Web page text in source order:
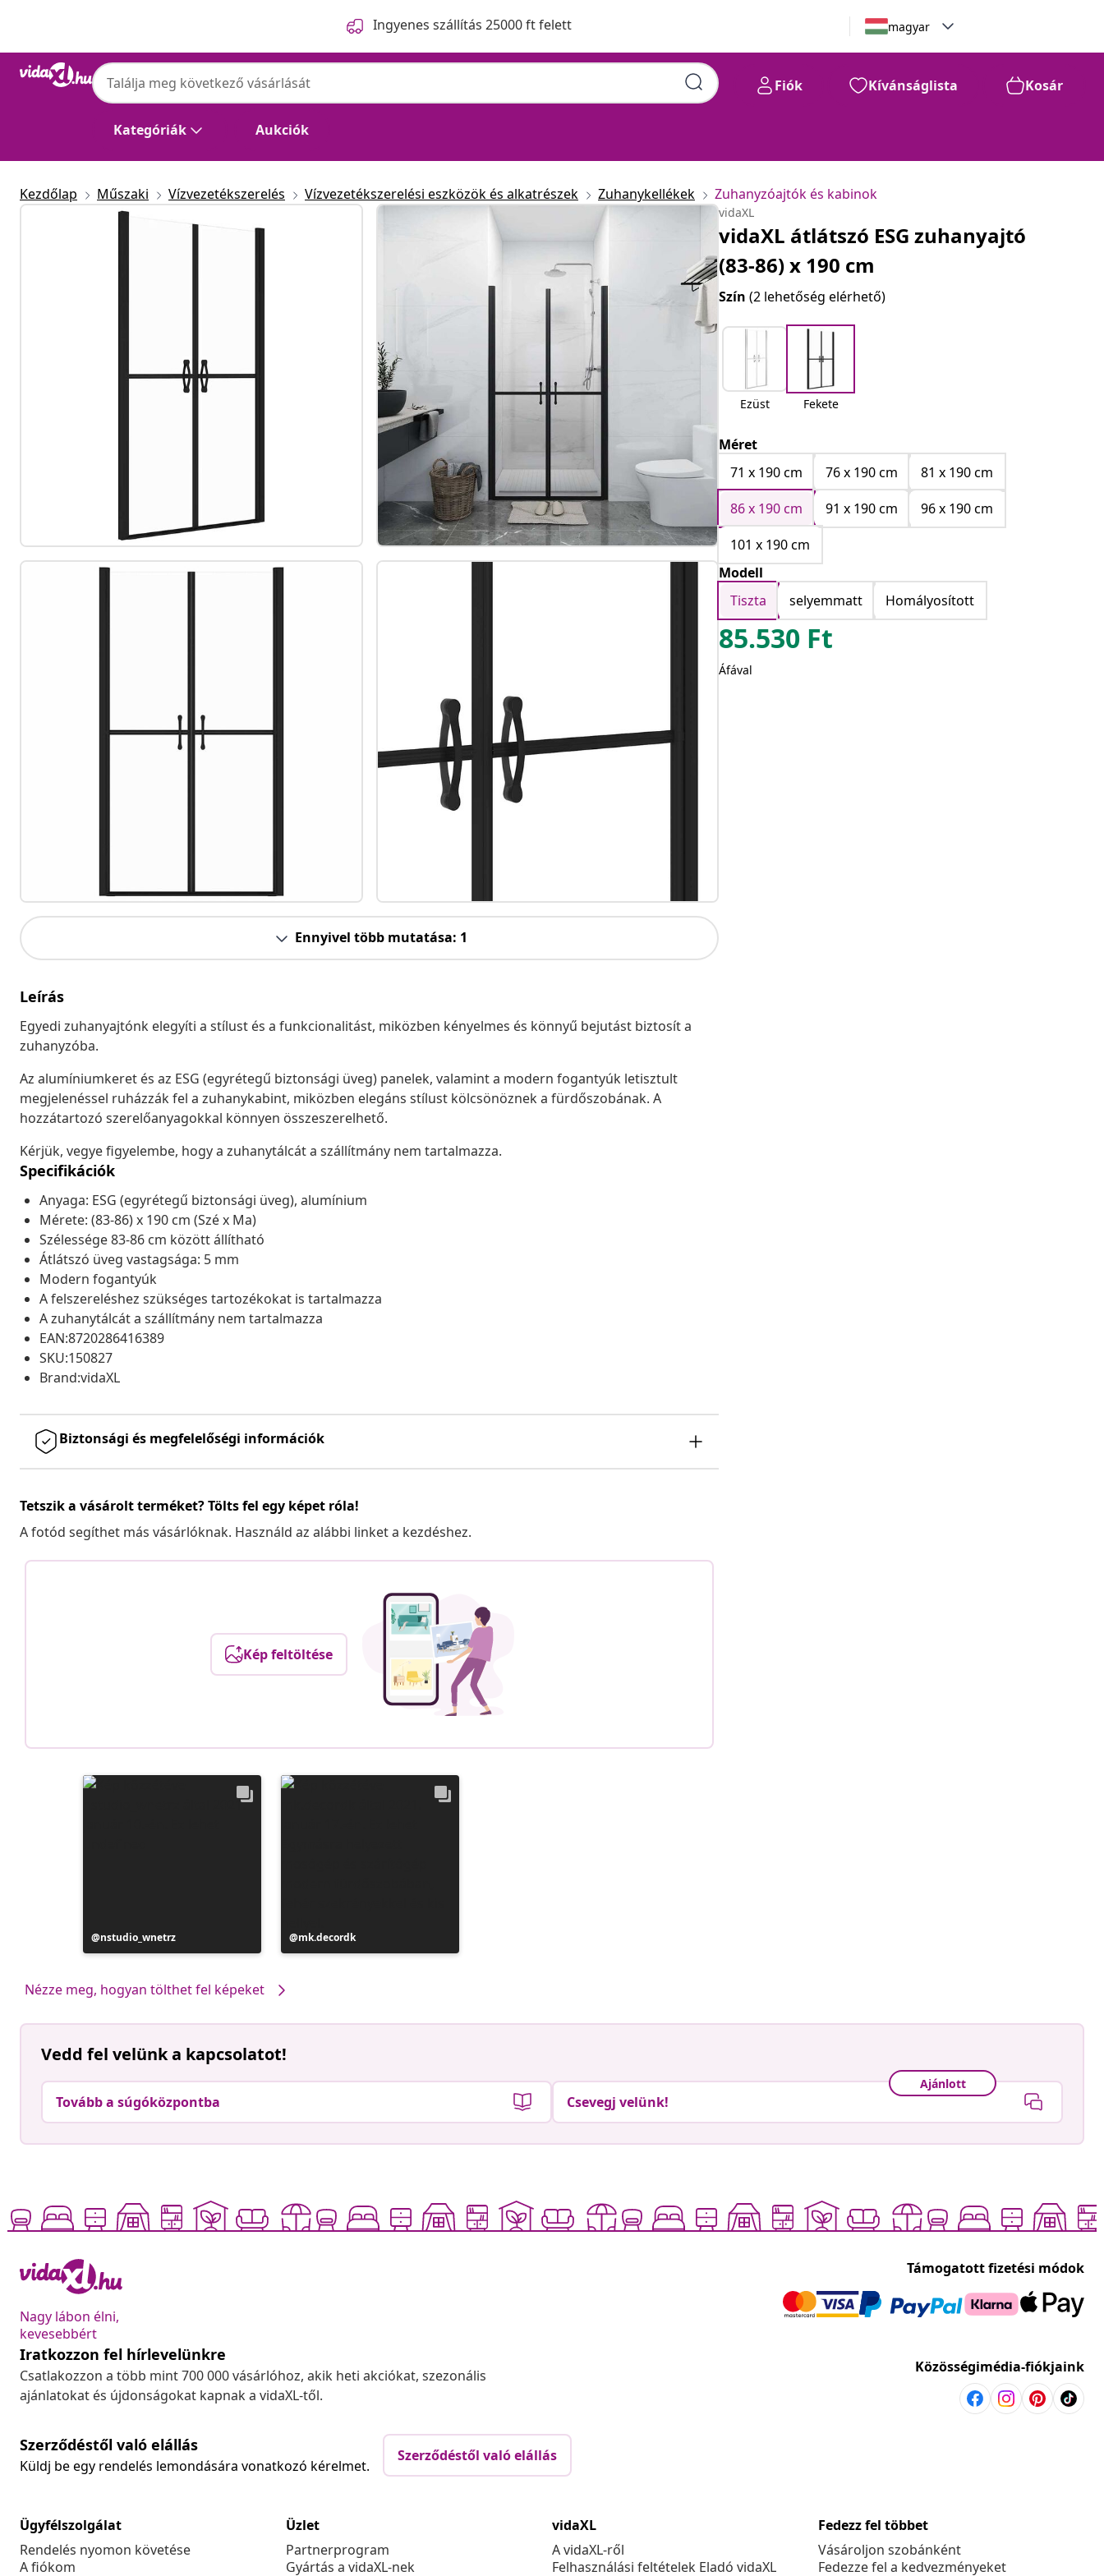
Ingyenes szállítás 25000 ft felett magyar
Kategóriák Aukciók
Fiók Kívánságlista Kosár
Kezdőlap Műszaki Vízvezetékszerelés Vízvezetékszerelési eszközök és alkatrészek Zuhanykellékek Zuhanyzóajtók és kabinok
Ennyivel több mutatása: 1
Leírás
Egyedi zuhanyajtónk elegyíti a stílust és a funkcionalitást, miközben kényelmes és könnyű bejutást biztosít a
zuhanyzóba.
Az alumíniumkeret és az ESG (egyrétegű biztonsági üveg) panelek, valamint a modern fogantyúk letisztult
megjelenéssel ruházzák fel a zuhanykabint, miközben elegáns stílust kölcsönöznek a fürdőszobának. A
hozzátartozó szerelőanyagokkal könnyen összeszerelhető.
Kérjük, vegye figyelembe, hogy a zuhanytálcát a szállítmány nem tartalmazza.
Specifikációk
Anyaga: ESG (egyrétegű biztonsági üveg), alumínium
Mérete: (83-86) x 190 cm (Szé x Ma)
Szélessége 83-86 cm között állítható
Átlátszó üveg vastagsága: 5 mm
Modern fogantyúk
A felszereléshez szükséges tartozékokat is tartalmazza
A zuhanytálcát a szállítmány nem tartalmazza
EAN:8720286416389
SKU:150827
Brand:vidaXL
Biztonsági és megfelelőségi információk
Tetszik a vásárolt terméket? Tölts fel egy képet róla!
A fotód segíthet más vásárlóknak. Használd az alábbi linket a kezdéshez.
Kép feltöltése
Bejegyzés
közzétevője
nstudio_wnetrz
Bejegyzés
közzétevője
mk.decordk
Nézze meg, hogyan tölthet fel képeket
vidaXL
vidaXL átlátszó ESG zuhanyajtó
(83-86) x 190 cm
Szín(2 lehetőség elérhető)
Ezüst Fekete
Méret
71 x 190 cm
76 x 190 cm
81 x 190 cm
86 x 190 cm
91 x 190 cm
96 x 190 cm
101 x 190 cm
Modell
Tiszta
selyemmatt Homályosított
85.530 Ft
Áfával
Vedd fel velünk a kapcsolatot!
Tovább a súgóközpontba
Ajánlott
Csevegj velünk!
Nagy lábon élni,
kevesebbért
Támogatott fizetési módok
Iratkozzon fel hírlevelünkre
Csatlakozzon a több mint 700 000 vásárlóhoz, akik heti akciókat, szezonális
ajánlatokat és újdonságokat kapnak a vidaXL-től.
Közösségimédia-fiókjaink
Szerződéstől való elállás
Küldj be egy rendelés lemondására vonatkozó kérelmet.
Szerződéstől való elállás
Ügyfélszolgálat
Rendelés nyomon követése
A fiókom
Üzlet
Partnerprogram
Gyártás a vidaXL-nek
vidaXL
A vidaXL-ről
Felhasználási feltételek Eladó vidaXL
Fedezz fel többet
Vásároljon szobánként
Fedezze fel a kedvezményeket